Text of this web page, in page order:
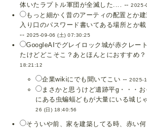
体いたラプトル軍団が全滅した.... --2025-
もっと細かく昔のアーティの配置とか
入り口のパスワード書いてある場所とか
-- 2025-09-06 (土) 07:30:25
GoogleAIでグレイロック城が赤クレー
たけどどこそこ？あとほんとにおすすめ
18:21:12
企業wikiにでも聞いてこい --2025-
まさかと思うけど遺跡平g・・・
にある虫蝙蝠どもが大量にいる城じ
26 (日) 18:40:56
そういや前、家を建築してる時、赤い